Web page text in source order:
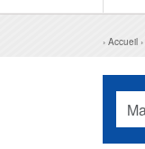
Accueil